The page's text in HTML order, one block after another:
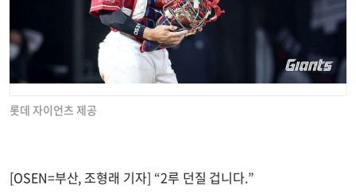
롯데 자이언츠 제공
[OSEN=부산, 조형래 기자] “2루 던질 겁니다.”